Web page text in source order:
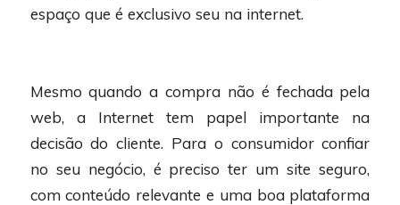
espaço que é exclusivo seu na internet.
Mesmo quando a compra não é fechada pela
web, a Internet tem papel importante na
decisão do cliente. Para o consumidor confiar
no seu negócio, é preciso ter um site seguro,
com conteúdo relevante e uma boa plataforma